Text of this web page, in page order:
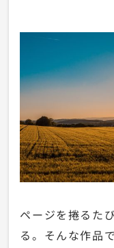
ページを捲るた
る。そんな作品で